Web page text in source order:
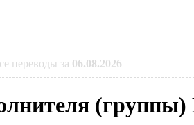
переводы за 06.08.2026